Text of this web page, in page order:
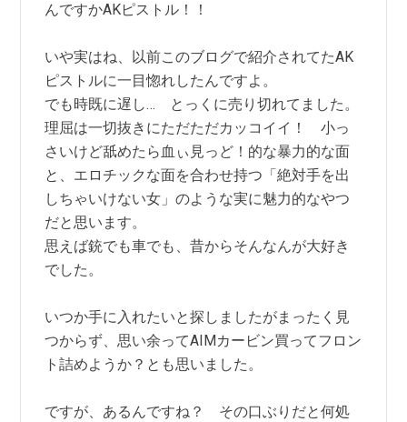
んですかAKピストル！！
いや実はね、以前このブログで紹介されてたAK
ピストルに一目惚れしたんですよ。
でも時既に遅し… とっくに売り切れてました。
理屈は一切抜きにただただカッコイイ！ 小っ
さいけど舐めたら血ぃ見っど！的な暴力的な面
と、エロチックな面を合わせ持つ「絶対手を出
しちゃいけない女」のような実に魅力的なやつ
だと思います。
思えば銃でも車でも、昔からそんなんが大好き
でした。
いつか手に入れたいと探しましたがまったく見
つからず、思い余ってAIMカービン買ってフロン
ト詰めようか？とも思いました。
ですが、あるんですね？ その口ぶりだと何処